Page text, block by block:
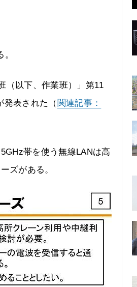
（以下、作業班）」第11
発表された（ 関連記事：
帯を使う無線LANは高
ズがある。